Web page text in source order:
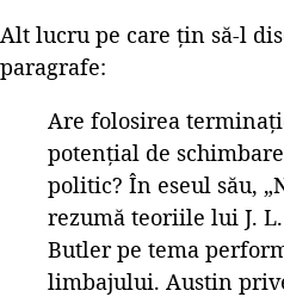
Alt lucru pe care țin să-l
paragrafe:
Are folosirea
potențial de
politic? În eseul său,
rezumă teoriile lui J.
Butler pe tema
limbajului. Austin